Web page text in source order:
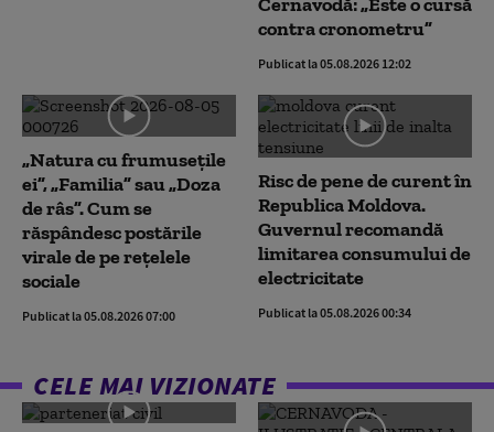
contra cronometru”
Publicat la 05.08.2026 12:02
„Natura cu frumusețile
ei”, „Familia” sau „Doza
de râs”. Cum se
răspândesc postările
virale de pe rețelele
sociale
Publicat la 05.08.2026 07:00
Risc de pene de curent în
Republica Moldova.
Guvernul recomandă
limitarea consumului de
electricitate
Publicat la 05.08.2026 00:34
CELE MAI VIZIONATE